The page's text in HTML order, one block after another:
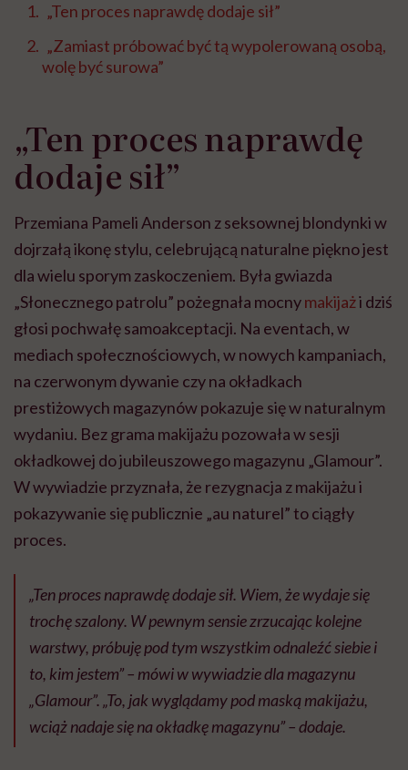
„Ten proces naprawdę dodaje sił”
„Zamiast próbować być tą wypolerowaną osobą,
wolę być surowa”
„Ten proces naprawdę
dodaje sił”
Przemiana Pameli Anderson z seksownej blondynki w
dojrzałą ikonę stylu, celebrującą naturalne piękno jest
dla wielu sporym zaskoczeniem. Była gwiazda
„Słonecznego patrolu” pożegnała mocnymakijażi dziś
głosi pochwałę samoakceptacji. Na eventach, w
mediach społecznościowych, w nowych kampaniach,
na czerwonym dywanie czy na okładkach
prestiżowych magazynów pokazuje się w naturalnym
wydaniu. Bez grama makijażu pozowała w sesji
okładkowej do jubileuszowego magazynu „Glamour”.
W wywiadzie przyznała, że rezygnacja z makijażu i
pokazywanie się publicznie „au naturel” to ciągły
proces.
„Ten proces naprawdę dodaje sił. Wiem, że wydaje się
trochę szalony. W pewnym sensie zrzucając kolejne
warstwy, próbuję pod tym wszystkim odnaleźć siebie i
to, kim jestem” – mówi w wywiadzie dla magazynu
„Glamour”. „To, jak wyglądamy pod maską makijażu,
wciąż nadaje się na okładkę magazynu” – dodaje.